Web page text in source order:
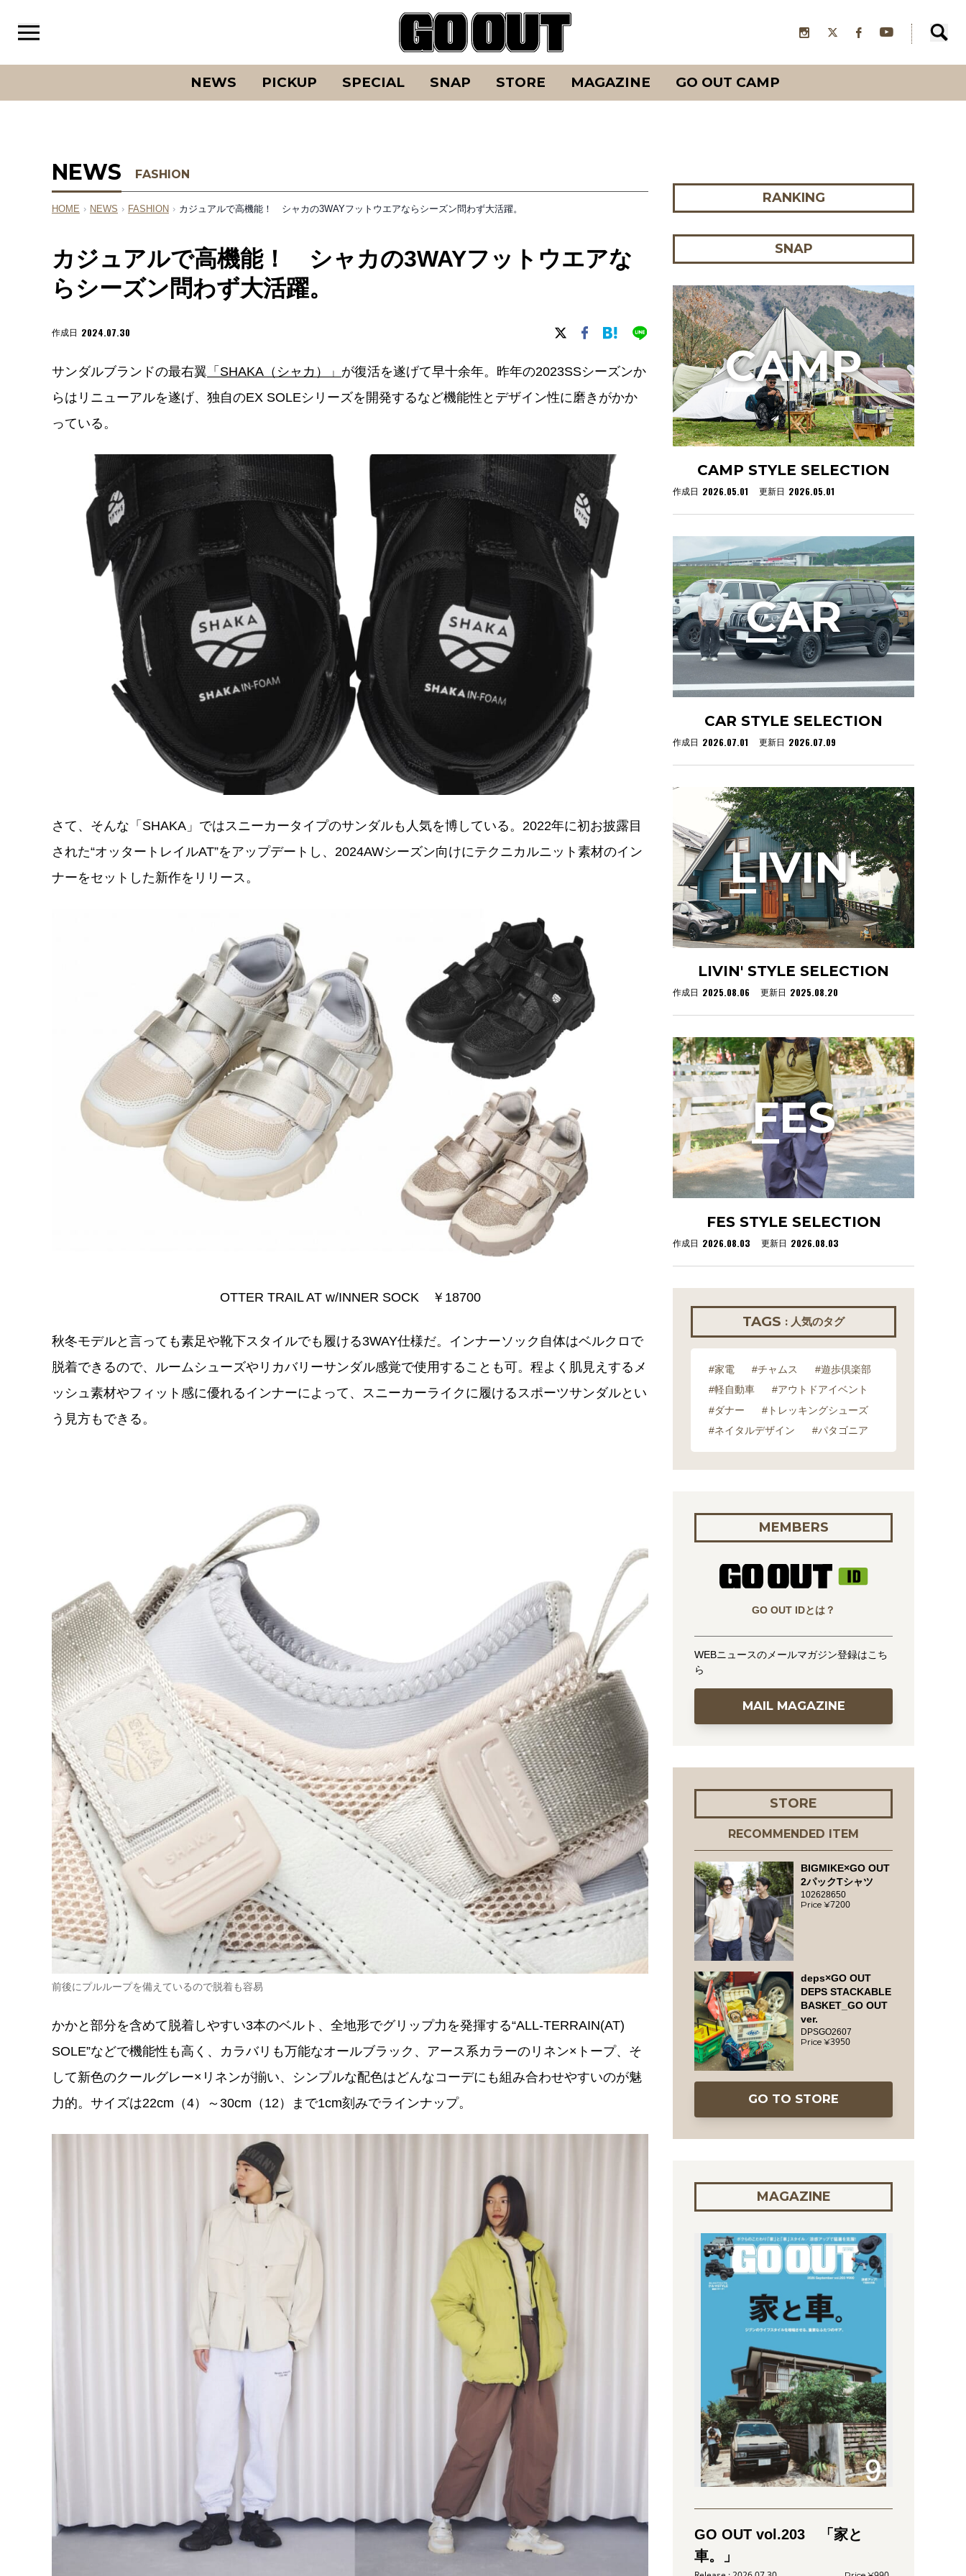
NEWS PICKUP SPECIAL SNAP STORE MAGAZINE GO OUT CAMP
NEWS FASHION
HOME › NEWS › FASHION › カジュアルで高機能！ シャカの3WAYフットウエアならシーズン問わず大活躍。
カジュアルで高機能！ シャカの3WAYフットウエアな
らシーズン問わず大活躍。
作成日 2024.07.30
サンダルブランドの最右翼 「SHAKA（シャカ）」 が復活を遂げて早十余年。昨年の2023SSシーズンか
らはリニューアルを遂げ、独自のEX SOLEシリーズを開発するなど機能性とデザイン性に磨きがかか
っている。
さて、そんな「SHAKA」ではスニーカータイプのサンダルも人気を博している。2022年に初お披露目
された“オッタートレイルAT”をアップデートし、2024AWシーズン向けにテクニカルニット素材のイン
ナーをセットした新作をリリース。
OTTER TRAIL AT w/INNER SOCK ￥18700
秋冬モデルと言っても素足や靴下スタイルでも履ける3WAY仕様だ。インナーソック自体はベルクロで
脱着できるので、ルームシューズやリカバリーサンダル感覚で使用することも可。程よく肌見えするメ
ッシュ素材やフィット感に優れるインナーによって、スニーカーライクに履けるスポーツサンダルとい
う見方もできる。
前後にプルループを備えているので脱着も容易
かかと部分を含めて脱着しやすい3本のベルト、全地形でグリップ力を発揮する“ALL-TERRAIN(AT)
SOLE”などで機能性も高く、カラバリも万能なオールブラック、アース系カラーのリネン×トープ、そ
して新色のクールグレー×リネンが揃い、シンプルな配色はどんなコーデにも組み合わせやすいのが魅
力的。サイズは22cm（4）～30cm（12）まで1cm刻みでラインナップ。
RANKING
SNAP
CAMP STYLE SELECTION
作成日 2026.05.01 更新日 2026.05.01
CAMP
CAR STYLE SELECTION
作成日 2026.07.01 更新日 2026.07.09
CAR
LIVIN' STYLE SELECTION
作成日 2025.08.06 更新日 2025.08.20
LIVIN'
FES STYLE SELECTION
作成日 2026.08.03 更新日 2026.08.03
FES
TAGS : 人気のタグ
#家電 #チャムス
#遊歩倶楽部
#軽自動車
#アウトドアイベント
#ダナー
#トレッキングシューズ
#ネイタルデザイン
#パタゴニア
MEMBERS
GO OUT IDとは？
WEBニュースのメールマガジン登録はこち
ら
MAIL MAGAZINE
STORE
RECOMMENDED ITEM
BIGMIKE×GO OUT
2パックTシャツ
102628650
7200
deps×GO OUT
DEPS STACKABLE
BASKET_GO OUT
ver.
DPSGO2607
3950
GO TO STORE
MAGAZINE
GO OUT vol.203 「家と
車。」